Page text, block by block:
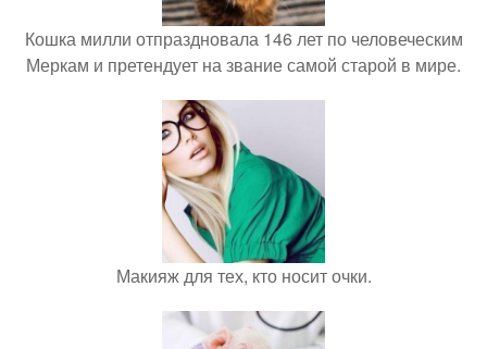
Кошка милли отпраздновала 146 лет по человеческим
Меркам и претендует на звание самой старой в мире.
Макияж для тех, кто носит очки.